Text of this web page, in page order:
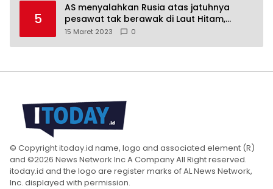
5
AS menyalahkan Rusia atas jatuhnya
pesawat tak berawak di Laut Hitam,
Moskow menyangkal
15 Maret 2023 0
© Copyright itoday.id name, logo and associated element (R)
and ©2026 News Network Inc A Company All Right reserved.
itoday.id and the logo are register marks of AL News Network,
Inc. displayed with permission.